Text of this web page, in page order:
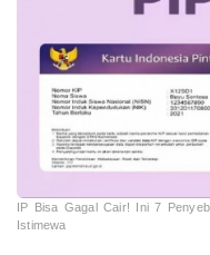
IP Bisa Gagal Cair! Ini 7
Istimewa